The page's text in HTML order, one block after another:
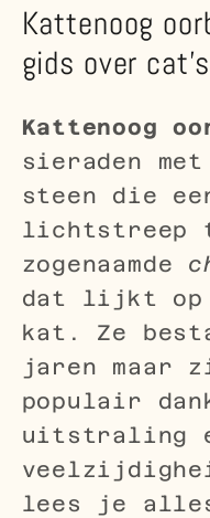
Kattenoog
gids over
Kattenoog
sieraden
steen die
lichtstreep
zogenaamde
dat lijkt op
kat. Ze
jaren maar
populair
uitstraling
lees je